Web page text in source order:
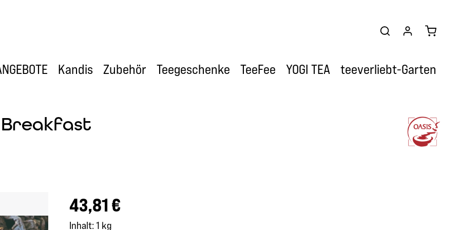
Kandis Zubehör Teegeschenke TeeFee YOGI TEA teeverliebt-Garten
Breakfast
Regulärer Preis:
43,81 €
Inhalt: 1 kg